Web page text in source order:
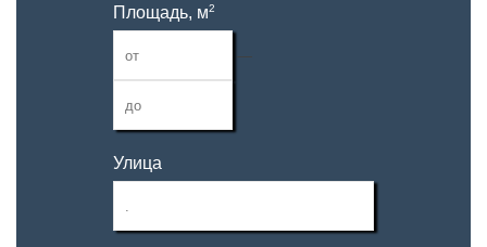
Площадь, м2
—
Улица